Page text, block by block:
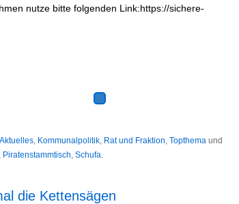
nutze bitte folgenden Link:https://sichere-
Aktuelles, Kommunalpolitik, Rat und Fraktion, Topthema und
, Piratenstammtisch, Schufa.
die Kettensägen